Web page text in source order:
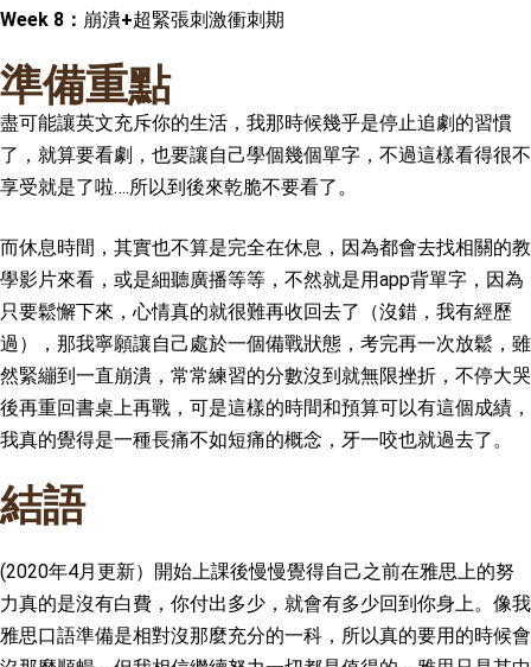
Week 8： 崩潰+超緊張刺激衝刺期
準備重點
盡可能讓英文充斥你的生活，我那時候幾乎是停止追劇的習慣
了，就算要看劇，也要讓自己學個幾個單字，不過這樣看得很不
享受就是了啦….所以到後來乾脆不要看了。
而休息時間，其實也不算是完全在休息，因為都會去找相關的教
學影片來看，或是細聽廣播等等，不然就是用app背單字，因為
只要鬆懈下來，心情真的就很難再收回去了（沒錯，我有經歷
過），那我寧願讓自己處於一個備戰狀態，考完再一次放鬆，雖
然緊繃到一直崩潰，常常練習的分數沒到就無限挫折，不停大哭
後再重回書桌上再戰，可是這樣的時間和預算可以有這個成績，
我真的覺得是一種長痛不如短痛的概念，牙一咬也就過去了。
結語
(2020年4月更新）開始上課後慢慢覺得自己之前在雅思上的努
力真的是沒有白費，你付出多少，就會有多少回到你身上。像我
雅思口語準備是相對沒那麼充分的一科，所以真的要用的時候會